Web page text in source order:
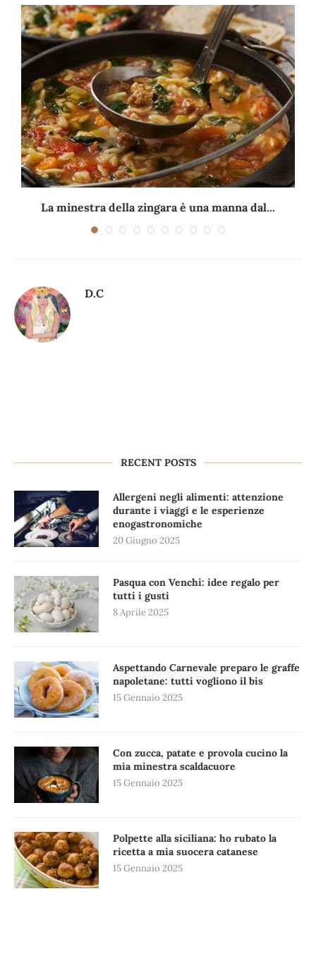
La minestra della zingara è una manna dal...
D.C
RECENT POSTS
Allergeni negli alimenti: attenzione
durante i viaggi e le esperienze
enogastronomiche
20 Giugno 2025
Pasqua con Venchi: idee regalo per
tutti i gusti
8 Aprile 2025
Aspettando Carnevale preparo le graffe
napoletane: tutti vogliono il bis
15 Gennaio 2025
Con zucca, patate e provola cucino la
mia minestra scaldacuore
15 Gennaio 2025
Polpette alla siciliana: ho rubato la
ricetta a mia suocera catanese
15 Gennaio 2025